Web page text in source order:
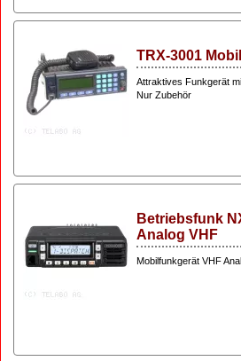
TRX-3001
Attraktives Funkgerät
Nur Zubehör
Betriebsfunk
Analog VHF
Mobilfunkgerät VHF